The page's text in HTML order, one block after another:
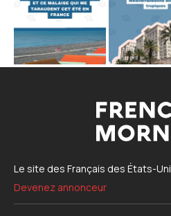
Le site des Français des États-
Devenez annonceur